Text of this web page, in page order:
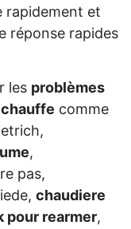
rapidement et
réponse rapides
les problèmes
comme
,
pas,
chaudiere
pour rearmer,